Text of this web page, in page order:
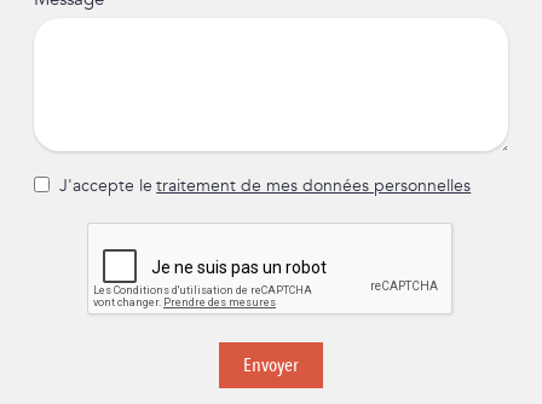
J'accepte le traitement de mes données personnelles
Envoyer